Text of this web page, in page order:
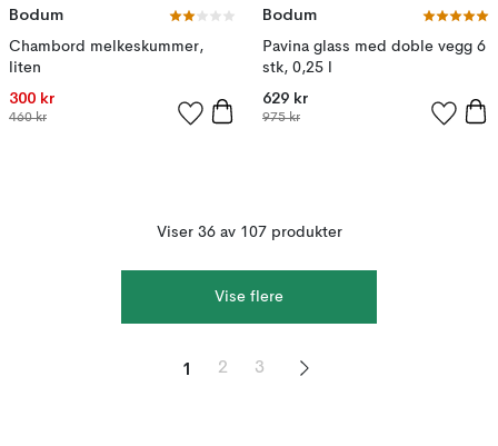
Bodum
Chambord melkeskummer,
liten
300 kr
460 kr
Bodum
Pavina glass med doble vegg 6
stk, 0,25 l
629 kr
975 kr
Viser 36 av 107 produkter
Vise flere
1 2 3